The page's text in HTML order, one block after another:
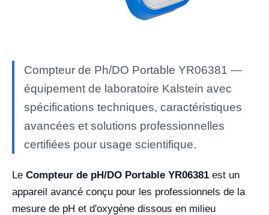
Compteur de Ph/DO Portable YR06381 —
équipement de laboratoire Kalstein avec
spécifications techniques, caractéristiques
avancées et solutions professionnelles
certifiées pour usage scientifique.
Le Compteur de pH/DO Portable YR06381 est un
appareil avancé conçu pour les professionnels de la
mesure de pH et d'oxygène dissous en milieu